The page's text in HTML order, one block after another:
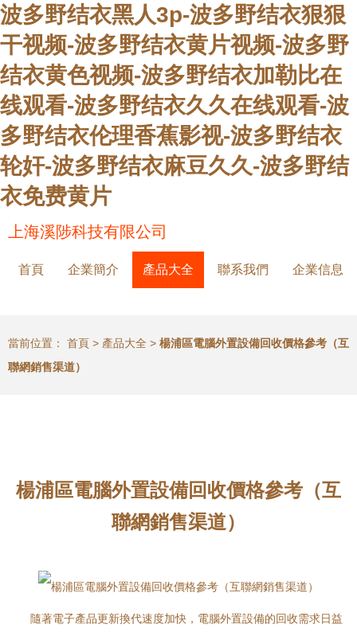
波多野结衣黑人3p-波多野结衣狠狠
干视频-波多野结衣黄片视频-波多野
结衣黄色视频-波多野结衣加勒比在
线观看-波多野结衣久久在线观看-波
多野结衣伦理香蕉影视-波多野结衣
轮奸-波多野结衣麻豆久久-波多野结
衣免费黄片
上海溪陟科技有限公司
首頁 企業簡介 產品大全 聯系我們 企業信息
當前位置： 首頁 > 產品大全 > 楊浦區電腦外置設備回收價格參考（互
聯網銷售渠道）
楊浦區電腦外置設備回收價格參考（互
聯網銷售渠道）
隨著電子產品更新換代速度加快，電腦外置設備的回收需求日益